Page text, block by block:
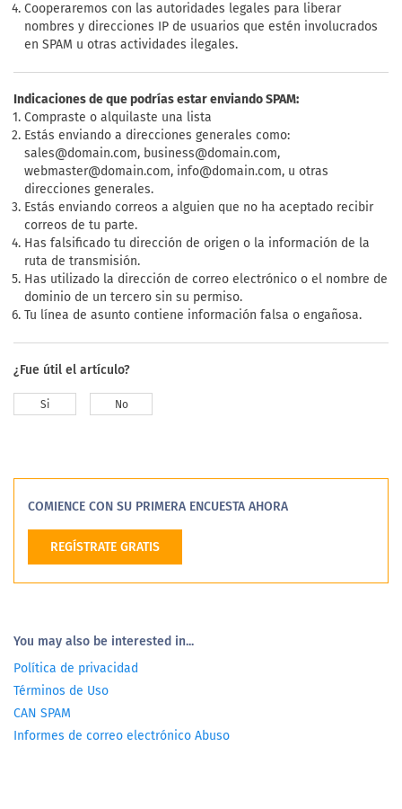
Cooperaremos con las autoridades legales para liberar
nombres y direcciones IP de usuarios que estén involucrados
en SPAM u otras actividades ilegales.
Indicaciones de que podrías estar enviando SPAM:
Compraste o alquilaste una lista
Estás enviando a direcciones generales como:
sales@domain.com, business@domain.com,
webmaster@domain.com, info@domain.com, u otras
direcciones generales.
Estás enviando correos a alguien que no ha aceptado recibir
correos de tu parte.
Has falsificado tu dirección de origen o la información de la
ruta de transmisión.
Has utilizado la dirección de correo electrónico o el nombre de
dominio de un tercero sin su permiso.
Tu línea de asunto contiene información falsa o engañosa.
¿Fue útil el artículo?
Si No
COMIENCE CON SU PRIMERA ENCUESTA AHORA
REGÍSTRATE GRATIS
You may also be interested in...
Política de privacidad
Términos de Uso
CAN SPAM
Informes de correo electrónico Abuso